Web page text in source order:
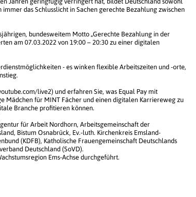
das Schlusslicht in Sachen gerechte Bezahlung zwischen
bundesweitem Motto „Gerechte Bezahlung in der
am 07.03.2022 von 19:00 – 20:30 zu einer digitalen
- es winken flexible Arbeitszeiten und -orte,
live2) und erfahren Sie, was Equal Pay mit
Mädchen für MINT Fächer und einen digitalen Karriereweg zu
Branche profitieren können.
für Arbeit Nordhorn, Arbeitsgemeinschaft der
Bistum Osnabrück, Ev.-luth. Kirchenkreis Emsland-
(KDFB), Katholische Frauengemeinschaft Deutschlands
Deutschland (SoVD).
Ems-Achse durchgeführt.